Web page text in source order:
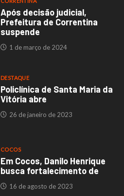
Após decisão judicial,
Prefeitura de Correntina
suspende
1 de março de 2024
DESTAQUE
Policlínica de Santa Maria da
Vitória abre
26 de janeiro de 2023
COCOS
Em Cocos, Danilo Henrique
busca fortalecimento de
16 de agosto de 2023